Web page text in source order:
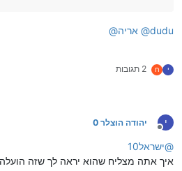
@אריה @dudu
י ח 2 תגובות
י
מנותק
יהודה הוצלר 0
@ישראל10
איך אתה מצליח שהוא יראה לך שזה הועלה